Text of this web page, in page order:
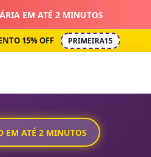
EM ATÉ 2 MINUTOS
15% OFF PRIMEIRA15
EM ATÉ 2 MINUTOS